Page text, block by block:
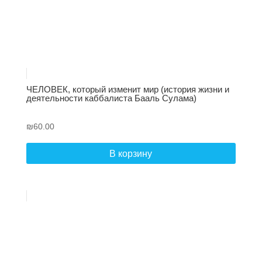
ЧЕЛОВЕК, который изменит мир (история жизни и
деятельности каббалиста Бааль Сулама)
₪60.00
В корзину